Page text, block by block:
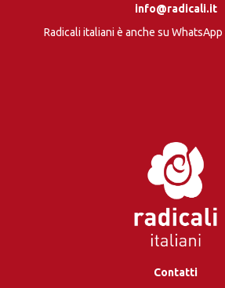
info@radicali.it
Radicali italiani è anche su WhatsApp
Contatti